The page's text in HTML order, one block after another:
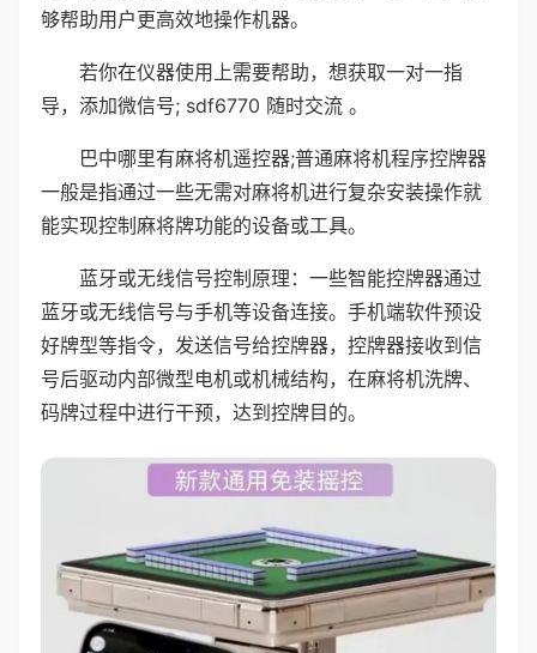
够帮助用户更高效地操作机器。
若你在仪器使用上需要帮助，想获取一对一指
导，添加微信号; sdf6770 随时交流 。
巴中哪里有麻将机遥控器;普通麻将机程序控牌器
一般是指通过一些无需对麻将机进行复杂安装操作就
能实现控制麻将牌功能的设备或工具。
蓝牙或无线信号控制原理：一些智能控牌器通过
蓝牙或无线信号与手机等设备连接。手机端软件预设
好牌型等指令，发送信号给控牌器，控牌器接收到信
号后驱动内部微型电机或机械结构，在麻将机洗牌、
码牌过程中进行干预，达到控牌目的。